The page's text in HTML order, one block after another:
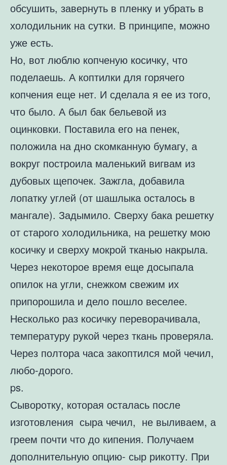
обсушить, завернуть в пленку и убрать в
холодильник на сутки. В принципе, можно
уже есть.
Но, вот люблю копченую косичку, что
поделаешь. А коптилки для горячего
копчения еще нет. И сделала я ее из того,
что было. А был бак бельевой из
оцинковки. Поставила его на пенек,
положила на дно скомканную бумагу, а
вокруг построила маленький вигвам из
дубовых щепочек. Зажгла, добавила
лопатку углей (от шашлыка осталось в
мангале). Задымило. Сверху бака решетку
от старого холодильника, на решетку мою
косичку и сверху мокрой тканью накрыла.
Через некоторое время еще досыпала
опилок на угли, снежком свежим их
припорошила и дело пошло веселее.
Несколько раз косичку переворачивала,
температуру рукой через ткань проверяла.
Через полтора часа закоптился мой чечил,
любо-дорого.
ps.
Сыворотку, которая осталась после
изготовления сыра чечил, не выливаем, а
греем почти что до кипения. Получаем
дополнительную опцию- сыр рикотту. При